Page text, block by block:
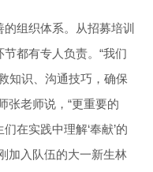
组织体系。从招募培训
都有专人负责。“我们
知识、沟通技巧，确保
张老师说，“更重要的
在实践中理解‘奉献’的
加入队伍的大一新生林